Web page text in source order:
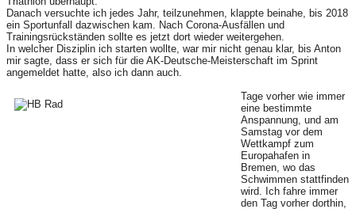
Danach versuchte ich jedes Jahr, teilzunehmen, klappte beinahe, bis 2018
ein Sportunfall dazwischen kam. Nach Corona-Ausfällen und
Trainingsrückständen sollte es jetzt dort wieder weitergehen.
In welcher Disziplin ich starten wollte, war mir nicht genau klar, bis Anton
mir sagte, dass er sich für die AK-Deutsche-Meisterschaft im Sprint
angemeldet hatte, also ich dann auch.
Tage vorher wie immer
eine bestimmte
Anspannung, und am
Samstag vor dem
Wettkampf zum
Europahafen in
Bremen, wo das
Schwimmen stattfinden
wird. Ich fahre immer
den Tag vorher dorthin,